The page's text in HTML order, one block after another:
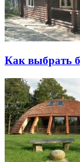
Как выбрать